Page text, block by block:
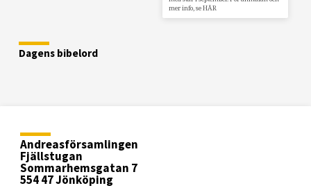
mer info, se HÄR
Dagens bibelord
Andreasförsamlingen
Fjällstugan
Sommarhemsgatan 7
554 47 Jönköping